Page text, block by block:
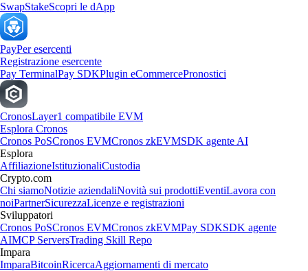
SwapStakeScopri le dApp
PayPer esercenti
Registrazione esercente
Pay TerminalPay SDKPlugin eCommercePronostici
CronosLayer1 compatibile EVM
Esplora Cronos
Cronos PoSCronos EVMCronos zkEVMSDK agente AI
Esplora
AffiliazioneIstituzionaliCustodia
Crypto.com
Chi siamoNotizie aziendaliNovità sui prodottiEventiLavora con
noiPartnerSicurezzaLicenze e registrazioni
Sviluppatori
Cronos PoSCronos EVMCronos zkEVMPay SDKSDK agente
AIMCP ServersTrading Skill Repo
Impara
ImparaBitcoinRicercaAggiornamenti di mercato